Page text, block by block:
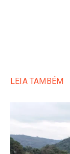
LEIA TAMBÉM